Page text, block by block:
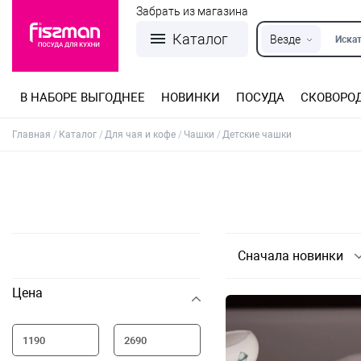
Каталог Везде
Забрать из магазина
В НАБОРЕ ВЫГОДНЕЕ НОВИНКИ ПОСУДА
Главная Каталог Для чая и кофе Чашки Детские чашки
Цена
Сначала новинки